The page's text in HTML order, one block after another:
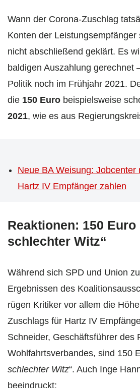
Wann der Corona-Zuschlag
Konten der Leistungsempfänger
nicht abschließend geklärt. Es
baldigen Auszahlung gerechnet
Politik noch im Frühjahr 2021.
die 150 Euro beispielsweise
2021, wie es aus
Neue BA Weisung: Jobcenter
Hartz IV Empfänger zahlen
Reaktionen: 150 Euro
schlechter Witz“
Während sich SPD und Union
Ergebnissen des
rügen Kritiker vor allem die
Zuschlags für Hartz IV
Schneider, Geschäftsführer des
Wohlfahrtsverbandes, sind 150
schlechter Witz“. Auch Inge
beeindruckt: